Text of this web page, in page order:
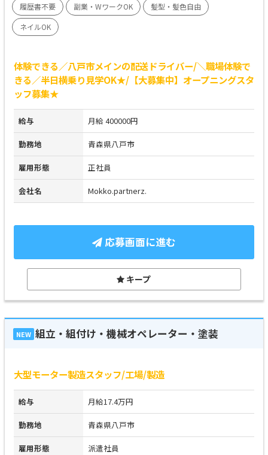
履歴書不要 副業・WワークOK
髪型・髪色自由
ネイルOK
体験できる／八戸市メインの配送ドライバー/＼職場体験で
きる／半日横乗り見学OK★/【大募集中】オープニングスタ
ッフ募集★
給与 月給 400000円
勤務地 青森県八戸市
雇用形態 正社員
会社名 Mokko.partnerz.
応募画面に進む
キープ
NEW 組立・組付け・機械オペレーター・塗装
大型モーター製造スタッフ/工場/製造
給与 月給17.4万円
勤務地 青森県八戸市
雇用形態 派遣社員